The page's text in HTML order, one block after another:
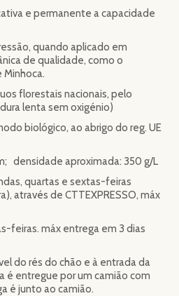
e permanente a capacidade
quando aplicado em
de qualidade, como o
florestais nacionais, pelo
lenta sem oxigénio)
biológico, ao abrigo do reg. UE
densidade aproximada: 350 g/L
quartas e sextas-feiras
através de CTTEXPRESSO, máx
feiras. máx entrega em 3 dias
do rés do chão e à entrada da
é entregue por um camião com
é junto ao camião.